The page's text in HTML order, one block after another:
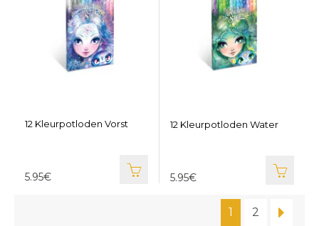
12 Kleurpotloden Vorst
5.95€
12 Kleurpotloden Water
5.95€
1 2